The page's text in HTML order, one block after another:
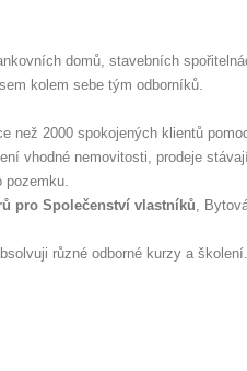
domů, stavebních
kolem sebe tým odborníků.
než 2000 spokojených klientů
vhodné nemovitosti, prodeje
pozemku.
pro Společenství vlastníků,
různé odborné kurzy a školení.